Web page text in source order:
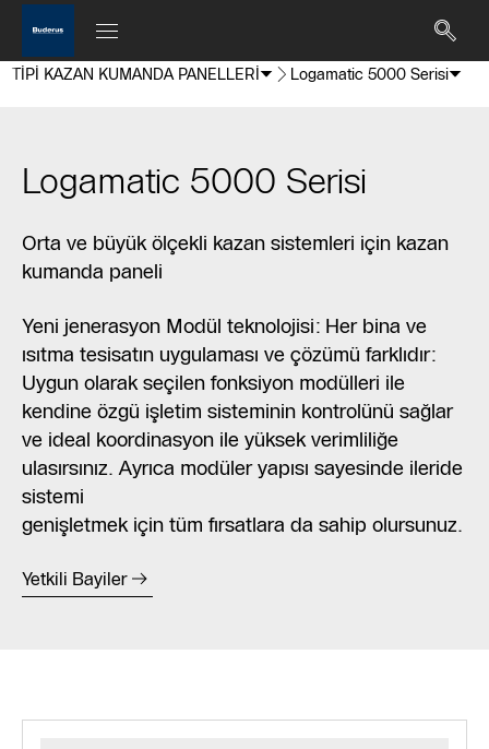
TİPİ KAZAN KUMANDA PANELLERİ Logamatic 5000 Serisi
Logamatic 5000 Serisi
Orta ve büyük ölçekli kazan sistemleri için kazan
kumanda paneli
Yeni jenerasyon Modül teknolojisi: Her bina ve
ısıtma tesisatın uygulaması ve çözümü farklıdır:
Uygun olarak seçilen fonksiyon modülleri ile
kendine özgü işletim sisteminin kontrolünü sağlar
ve ideal koordinasyon ile yüksek verimliliğe
ulasırsınız. Ayrıca modüler yapısı sayesinde ileride
sistemi
genişletmek için tüm fırsatlara da sahip olursunuz.
Yetkili Bayiler